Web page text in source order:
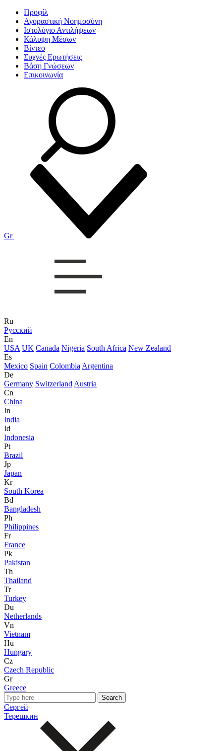
Προφίλ
Αγοραστική Νοημοσύνη
Ιστολόγιο Αντιλήψεων
Κάλυψη Μέσων
Βίντεο
Συχνές Ερωτήσεις
Βάση Γνώσεων
Επικοινωνία
Gr
Ru
Русский
En
USA UK Canada Nigeria South Africa New Zealand
Es
Mexico Spain Colombia Argentina
De
Germany Switzerland Austria
Cn
China
In
India
Id
Indonesia
Pt
Brazil
Jp
Japan
Kr
South Korea
Bd
Bangladesh
Ph
Philippines
Fr
France
Pk
Pakistan
Th
Thailand
Tr
Turkey
Du
Netherlands
Vn
Vietnam
Hu
Hungary
Cz
Czech Republic
Gr
Greece
Сергей
Терешкин